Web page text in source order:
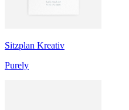
Sitzplan Kreativ
Purely